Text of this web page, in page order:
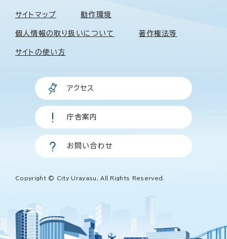
サイトマップ 動作環境
個人情報の取り扱いについて 著作権法等
サイトの使い方
アクセス
庁舎案内
お問い合わせ
Copyright © City Urayasu, All Rights Reserved.